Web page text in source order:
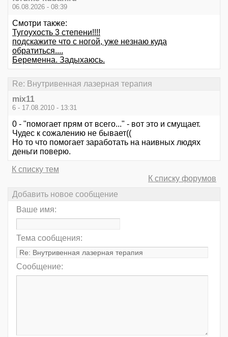
06.08.2026 - 08:39
Смотри также:
Тугоухость 3 степени!!!!
подскажите что с ногой, уже незнаю куда
обратиться....
Беременна. Задыхаюсь.
Re: Внутривенная лазерная терапия
mix11
6 - 17.08.2010 - 13:31
0 - "помогает прям от всего..." - вот это и смущает.
Чудес к сожалению не бывает((
Но то что помогает заработать на наивных людях
деньги поверю.
К списку тем
К списку форумов
Добавить новое сообщение
Ваше имя:
Тема сообщения:
Сообщение: